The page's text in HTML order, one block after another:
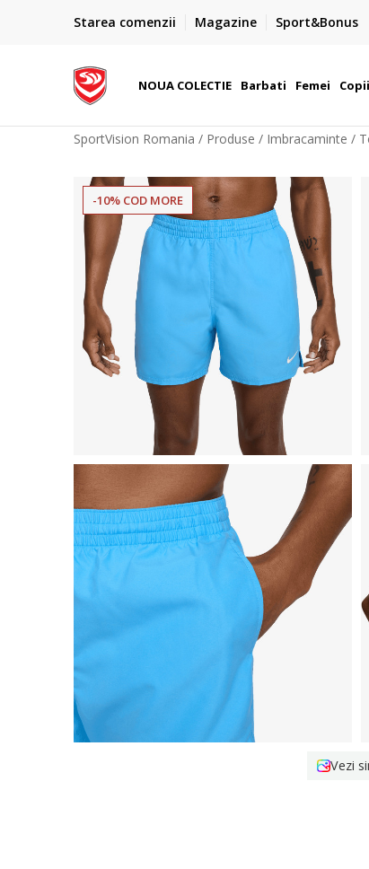
Starea comenzii Magazine Sport&Bonus
Plateste cu cardul in siguranta prin WSPay - Visa,
NOUA COLECTIE Barbati Femei Copii
SportVision Romania Produse Imbracaminte
-10% COD MORE
Vezi